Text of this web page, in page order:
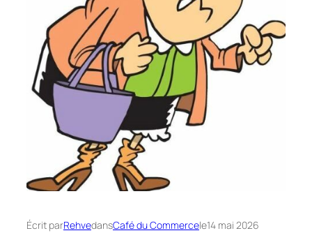
Écrit parRehvedansCafé du Commercele14 mai 2026